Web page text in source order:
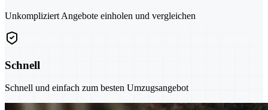
Unkompliziert Angebote einholen und vergleichen
Schnell
Schnell und einfach zum besten Umzugsangebot